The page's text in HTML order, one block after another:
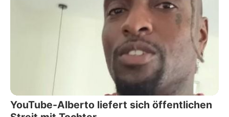
YouTube-Alberto liefert sich öffentlichen